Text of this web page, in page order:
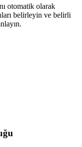
otomatik olarak
belirleyin ve belirli